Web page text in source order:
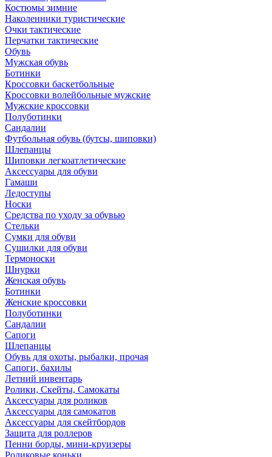
Костюмы зимние
Наколенники туристические
Очки тактические
Перчатки тактические
Обувь
Мужская обувь
Ботинки
Кроссовки баскетбольные
Кроссовки волейбольные мужские
Мужские кроссовки
Полуботинки
Сандалии
Футбольная обувь (бутсы, шиповки)
Шлепанцы
Шиповки легкоатлетические
Аксессуары для обуви
Гамаши
Ледоступы
Носки
Средства по уходу за обувью
Стельки
Сумки для обуви
Сушилки для обуви
Термоноски
Шнурки
Женская обувь
Ботинки
Женские кроссовки
Полуботинки
Сандалии
Сапоги
Шлепанцы
Обувь для охоты, рыбалки, прочая
Сапоги, бахилы
Летний инвентарь
Ролики, Скейты, Самокаты
Аксессуары для роликов
Аксессуары для самокатов
Аксессуары для скейтбордов
Защита для роллеров
Пенни борды, мини-круизеры
Роликовые коньки